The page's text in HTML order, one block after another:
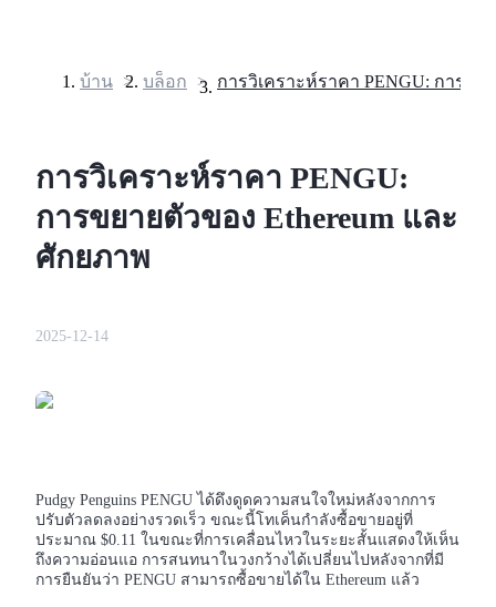
ฟิวเจอร์ส
บ้าน > บล็อก >
การวิเคราะห์ราคา PENGU:
การขยายตัวของ Ethereum และ
ศักยภาพ
2025-12-14
Pudgy Penguins PENGU ได้ดึงดูดความสนใจใหม่หลังจากการ
ปรับตัวลดลงอย่างรวดเร็ว ขณะนี้โทเค็นกำลังซื้อขายอยู่ที่
ประมาณ $0.11 ในขณะที่การเคลื่อนไหวในระยะสั้นแสดงให้เห็น
ถึงความอ่อนแอ การสนทนาในวงกว้างได้เปลี่ยนไปหลังจากที่มี
การยืนยันว่า PENGU สามารถซื้อขายได้ใน Ethereum แล้ว